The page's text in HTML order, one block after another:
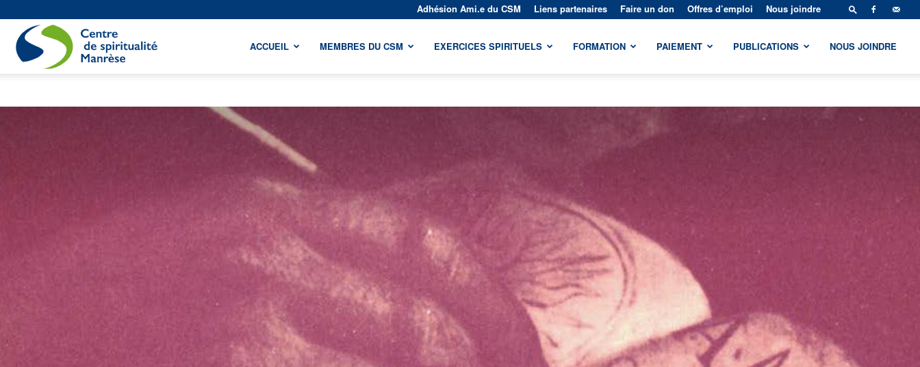
Adhésion Ami.e du CSM Liens partenaires Faire un don Offres d’emploi Nous joindre
ACCUEIL MEMBRES DU CSM EXERCICES SPIRITUELS FORMATION PAIEMENT PUBLICATIONS NOUS JOINDRE